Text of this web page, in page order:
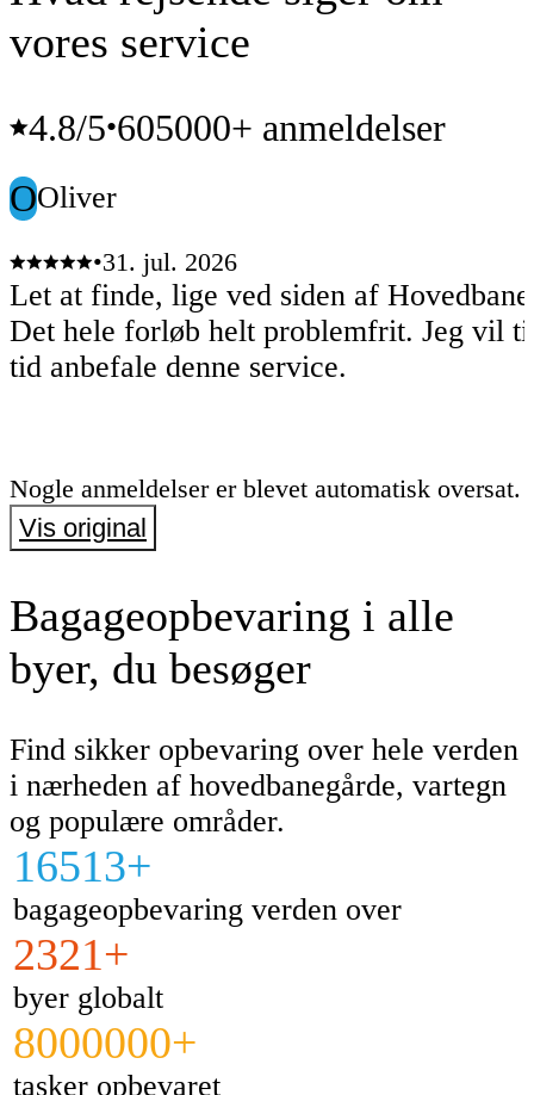
vores service
4.8/5•605000+ anmeldelser
OOliver
•31. jul. 2026
Let at finde, lige ved siden af
Det hele forløb helt problemfrit. Jeg vil
tid anbefale denne service.
Nogle anmeldelser er blevet automatisk oversat.
Vis original
Bagageopbevaring i alle
byer, du besøger
Find sikker opbevaring over hele verden
i nærheden af hovedbanegårde, vartegn
og populære områder.
16513+
bagageopbevaring verden over
2321+
byer globalt
8000000+
tasker opbevaret